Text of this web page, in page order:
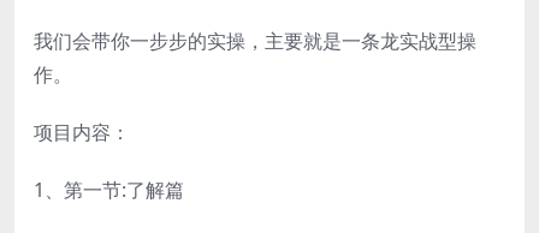
我们会带你一步步的实操，主要就是一条龙实战型操
作。
项目内容：
1、第一节:了解篇